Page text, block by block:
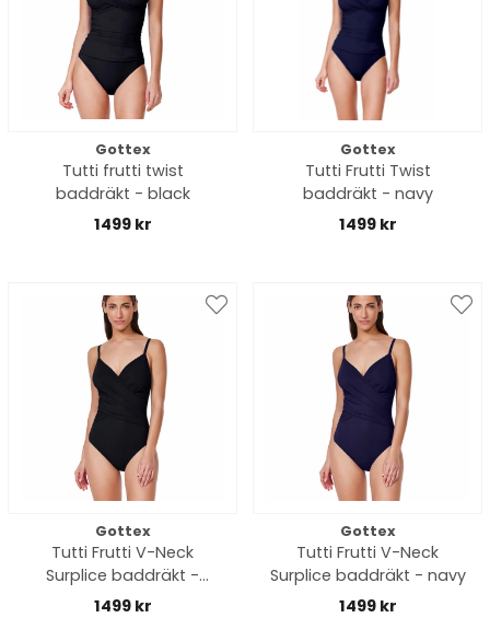
Gottex
Tutti frutti twist
baddräkt - black
1499 kr
Gottex
Tutti Frutti Twist
baddräkt - navy
1499 kr
Gottex
Tutti Frutti V-Neck
Surplice baddräkt -
black
1499 kr
Gottex
Tutti Frutti V-Neck
Surplice baddräkt - navy
1499 kr